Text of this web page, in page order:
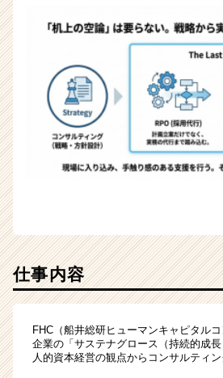
サ
イ
リ
ア
仕事内容
FHC（船井総研ヒューマンキャピタルコ
企業の「サステナグロース（持続的成長
人的資本経営の観点からコンサルティン